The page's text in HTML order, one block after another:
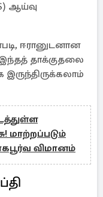
ஆய்வு
ஈரானுடனான
தாக்குதலை
மாற்றப்படும்
விமானம்